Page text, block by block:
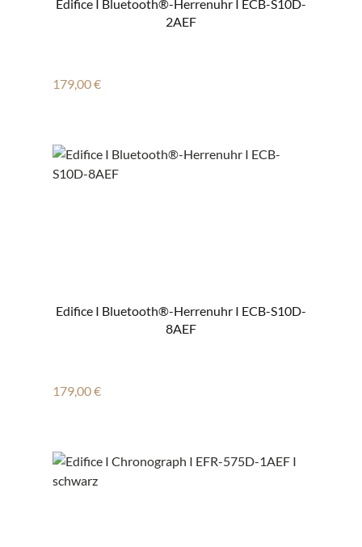
Edifice I Bluetooth®-Herrenuhr I ECB-S10D-
2AEF
Regulärer Preis:
179,00 €
Edifice I Bluetooth®-Herrenuhr I ECB-S10D-
8AEF
Regulärer Preis:
179,00 €